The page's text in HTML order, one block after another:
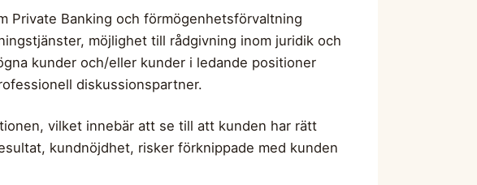
Private Banking och förmögenhetsförvaltning
möjlighet till rådgivning inom juridik och
kunder och/eller kunder i ledande positioner
diskussionspartner.
vilket innebär att se till att kunden har rätt
kundnöjdhet, risker förknippade med kunden